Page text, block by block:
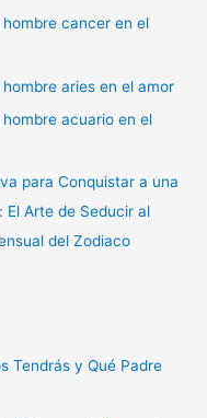
cancer en el
aries en el amor
acuario en el
para Conquistar a una
El Arte de Seducir al
del Zodiaco
Tendrás y Qué Padre